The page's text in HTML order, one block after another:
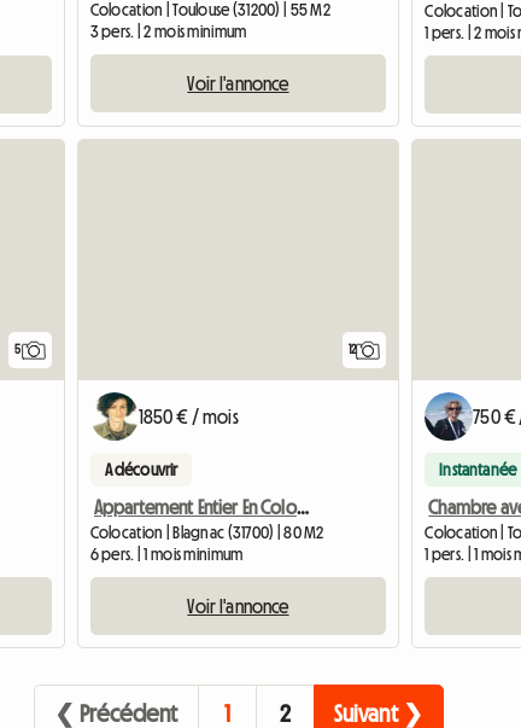
Colocation | Toulouse (31200) | 55 M2
3 pers. | 2 mois minimum
Voir l'annonce
Colocation |
1 pers. | 2
5 12
1850 € / mois
A découvrir
Appartement Entier En Colocation 3 Chambres à Blagnac
Colocation | Blagnac (31700) | 80 M2
6 pers. | 1 mois minimum
Voir l'annonce
750 €
Instantanée
Colocation |
1 pers. | 1 mois
❮ Précédent 1 2 Suivant ❯